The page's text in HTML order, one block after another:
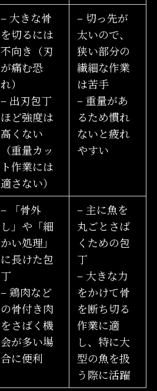
– 大きな骨
を切るには
不向き（刃
が痛む恐
れ）
– 出刃包丁
ほど強度は
高くない
（重量カッ
ト作業には
適さない）
– 切っ先が
太いので、
狭い部分の
繊細な作業
は苦手
– 重量があ
るため慣れ
ないと疲れ
やすい
– 「骨外
し」や「細
かい処理」
に長けた包
丁
– 鶏肉など
の骨付き肉
をさばく機
会が多い場
合に便利
– 主に魚を
丸ごとさば
くための包
丁
– 大きな力
をかけて骨
を断ち切る
作業に適
し、特に大
型の魚を扱
う際に活躍